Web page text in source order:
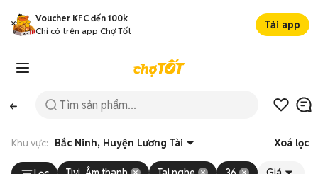
Voucher KFC đến 100k
Chỉ có trên app Chợ Tốt
Tải app
Khu vực: Bắc Ninh, Huyện Lương Tài Xoá lọc